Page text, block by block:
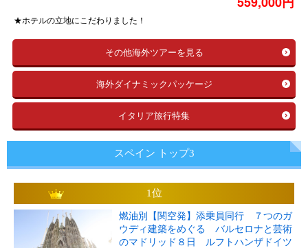
★ホテルの立地にこだわりました！
その他海外ツアーを見る
海外ダイナミックパッケージ
イタリア旅行特集
スペイン トップ3
1位
燃油別【関空発】添乗員同行 ７つのガ
ウディ建築をめぐる バルセロナと芸術
のマドリッド８日 ルフトハンザドイツ